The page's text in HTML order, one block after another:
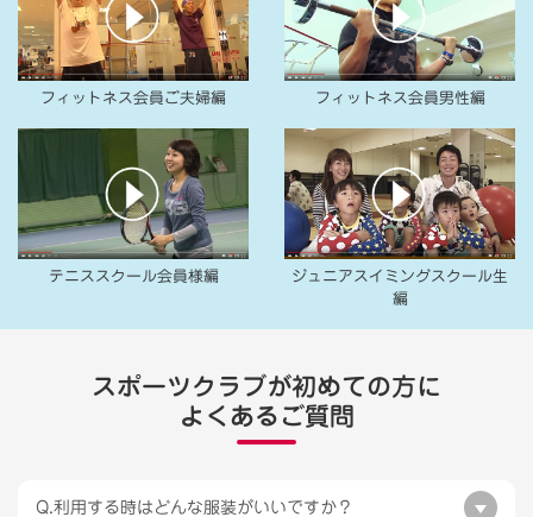
フィットネス会員ご夫婦編 フィットネス会員男性編
テニススクール会員様編
ジュニアスイミングスクール生
編
スポーツクラブが初めての方に
よくあるご質問
Q.利用する時はどんな服装がいいですか？